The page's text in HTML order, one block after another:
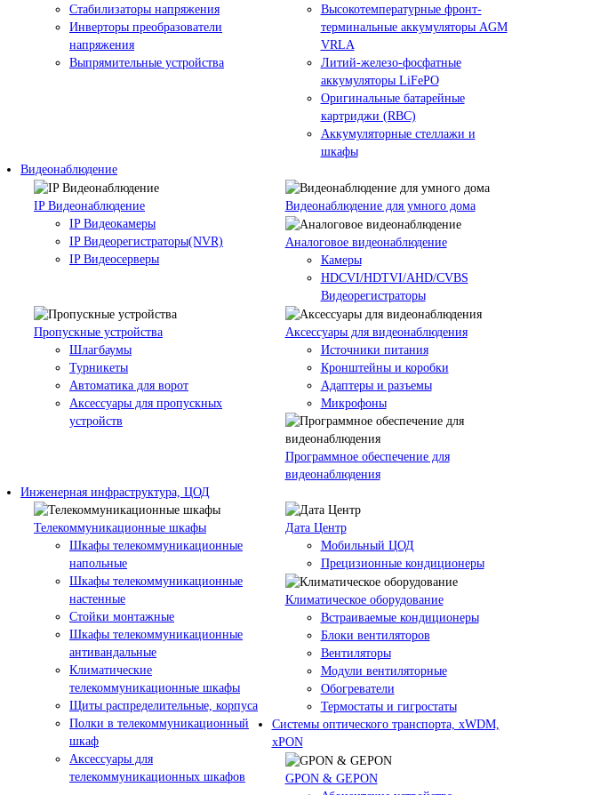
Стабилизаторы напряжения
Инверторы преобразователи
напряжения
Выпрямительные устройства
Высокотемпературные фронт-
терминальные аккумуляторы AGM
VRLA
Литий-железо-фосфатные
аккумуляторы LiFePO
Оригинальные батарейные
картриджи (RBC)
Аккумуляторные стеллажи и
шкафы
Видеонаблюдение
IP Видеонаблюдение
IP Видеокамеры
IP Видеорегистраторы(NVR)
IP Видеосерверы
Видеонаблюдение для умного дома
Аналоговое видеонаблюдение
Камеры
HDCVI/HDTVI/AHD/CVBS
Видеорегистраторы
Пропускные устройства
Шлагбаумы
Турникеты
Автоматика для ворот
Аксессуары для пропускных
устройств
Аксессуары для видеонаблюдения
Источники питания
Кронштейны и коробки
Адаптеры и разъемы
Микрофоны
Программное обеспечение для
видеонаблюдения
Инженерная инфраструктура, ЦОД
Телекоммуникационные шкафы
Шкафы телекоммуникационные
напольные
Шкафы телекоммуникационные
настенные
Стойки монтажные
Шкафы телекоммуникационные
антивандальные
Климатические
телекоммуникационные шкафы
Щиты распределительные, корпуса
Полки в телекоммуникационный
шкаф
Аксессуары для
телекоммуникационных шкафов
Дата Центр
Мобильный ЦОД
Прецизионные кондиционеры
Климатичeское оборудование
Встраиваемые кондиционеры
Блоки вентиляторов
Вентиляторы
Модули вентиляторные
Обогреватели
Термостаты и гигростаты
Системы оптического транспорта, xWDM,
xPON
GPON & GEPON